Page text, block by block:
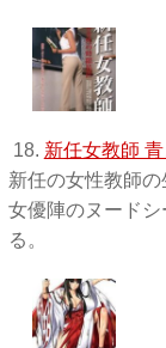
18. 新任女教師
新任の女性教師の
女優陣のヌード
る。